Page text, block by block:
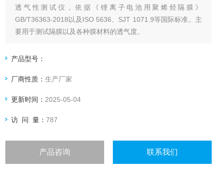
透气性测试仪，依据《锂离子电池用聚烯烃隔膜》
GB/T36363-2018以及ISO 5636、SJT 1071.9等国际标准。主
要用于测试隔膜以及各种膜材料的透气度。
产品型号：
厂商性质：生产厂家
更新时间： 2025-05-04
访 问 量：787
产品咨询 联系我们